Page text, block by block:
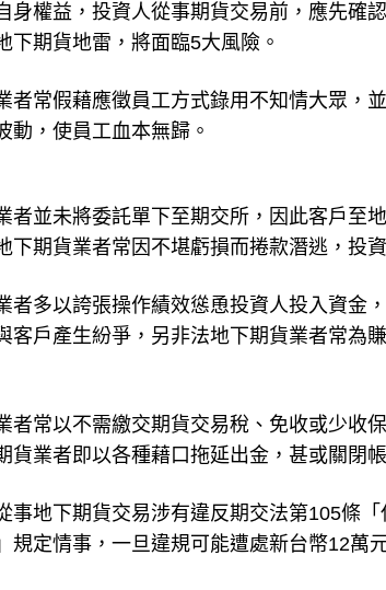
身權益，投資人從事期貨交易前，應先確
下期貨地雷，將面臨5大風險。
者常假藉應徵員工方式錄用不知情大眾，
動，使員工血本無歸。
者並未將委託單下至期交所，因此客戶至
下期貨業者常因不堪虧損而捲款潛逃，投
者多以誇張操作績效慫恿投資人投入資金
客戶產生紛爭，另非法地下期貨業者常為
者常以不需繳交期貨交易稅、免收或少收
貨業者即以各種藉口拖延出金，甚或關閉
事地下期貨交易涉有違反期交法第105條
規定情事，一旦違規可能遭處新台幣12萬